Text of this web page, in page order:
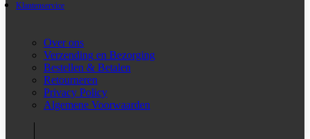
Klantenservice
Over ons
Verzending en Bezorging
Bestellen & Betalen
Retourneren
Privacy Policy
Algemene Voorwaarden